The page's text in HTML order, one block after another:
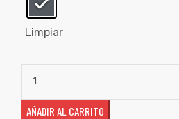
Limpiar
AÑADIR AL CARRITO